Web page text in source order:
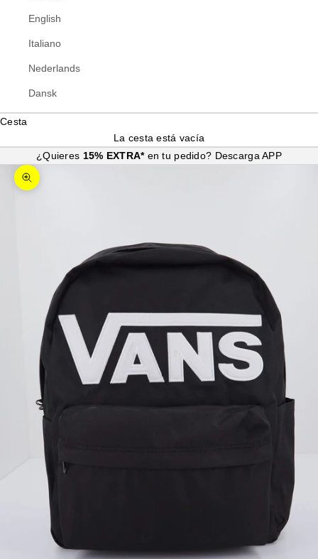
English
Italiano
Nederlands
Dansk
Cesta
La cesta está vacía
¿Quieres 15% EXTRA* en tu pedido? Descarga APP
Zoom